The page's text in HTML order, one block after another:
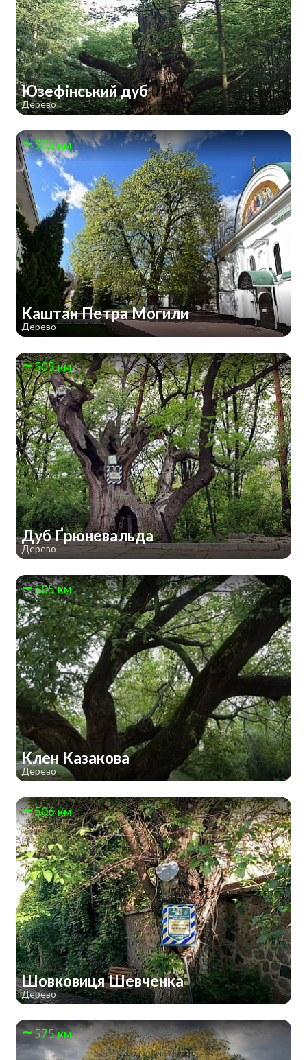
Юзефінський дуб
Дерево
502 км
Каштан Петра Могили
Дерево
505 км
Дуб Ґрюневальда
Дерево
505 км
Клен Казакова
Дерево
506 км
Шовковиця Шевченка
Дерево
575 км